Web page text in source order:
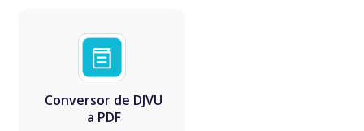
Conversor de DJVU
a PDF